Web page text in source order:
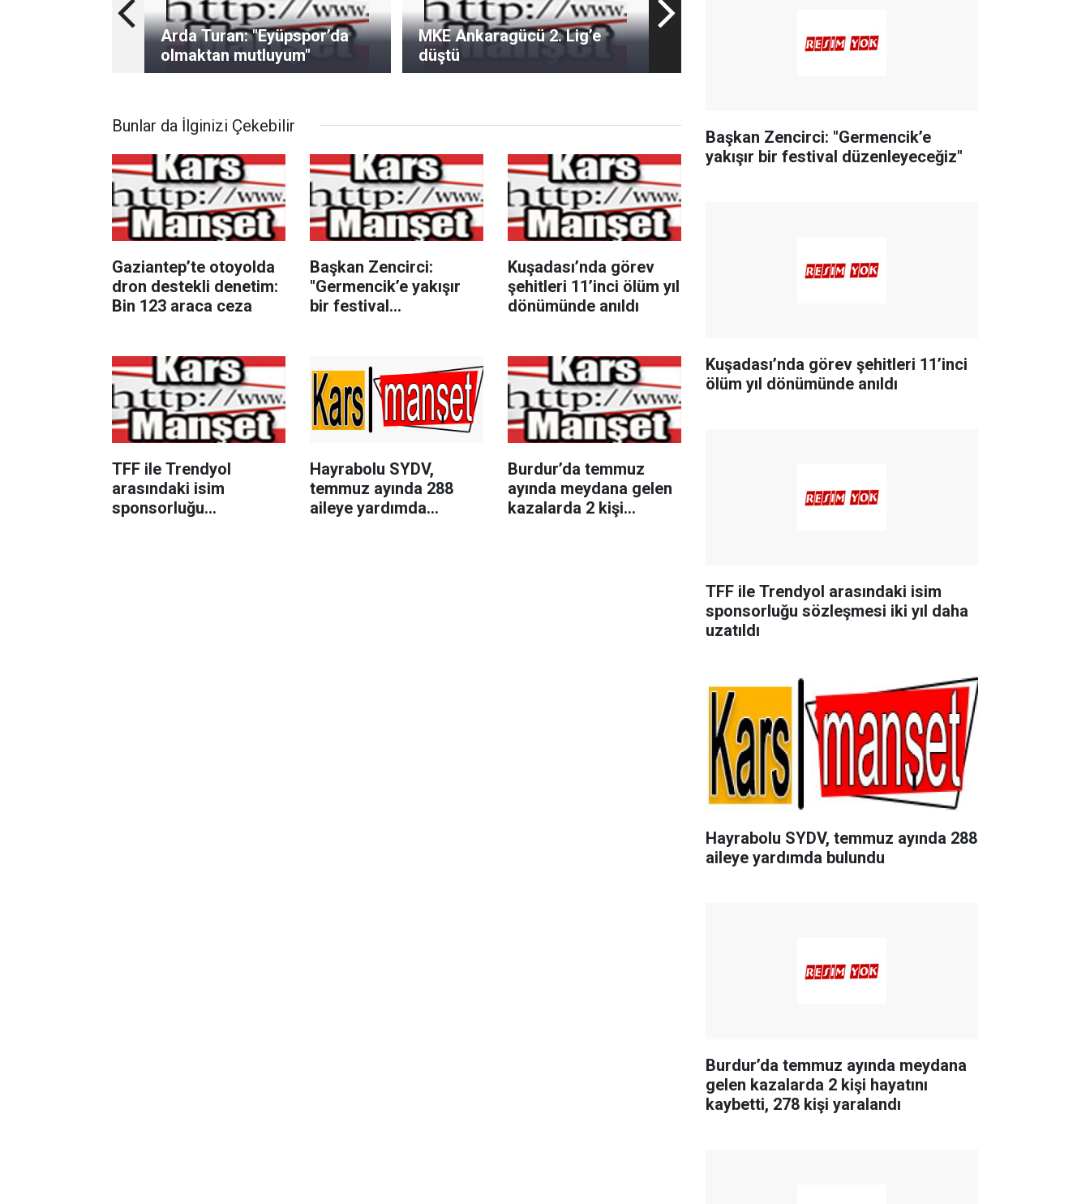
Arda Turan: "Eyüpspor’da
olmaktan mutluyum"
MKE Ankaragücü 2. Lig’e
düştü
Bunlar da İlginizi Çekebilir
Gaziantep’te otoyolda
dron destekli denetim:
Bin 123 araca ceza
Başkan Zencirci:
"Germencik’e yakışır
bir festival
Kuşadası’nda görev
şehitleri 11’inci ölüm yıl
dönümünde anıldı
TFF ile Trendyol
arasındaki isim
sponsorluğu
Hayrabolu SYDV,
temmuz ayında 288
aileye yardımda
Burdur’da temmuz
ayında meydana gelen
kazalarda 2 kişi
Başkan Zencirci: "Germencik’e
yakışır bir festival düzenleyeceğiz"
Kuşadası’nda görev şehitleri 11’inci
ölüm yıl dönümünde anıldı
TFF ile Trendyol arasındaki isim
sponsorluğu sözleşmesi iki yıl daha
uzatıldı
Hayrabolu SYDV, temmuz ayında 288
aileye yardımda bulundu
Burdur’da temmuz ayında meydana
gelen kazalarda 2 kişi hayatını
kaybetti, 278 kişi yaralandı